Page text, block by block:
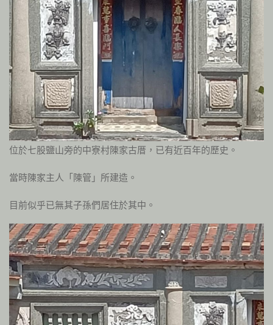
位於七股鹽山旁的中寮村陳家古厝，已有近百年的歷史。
當時陳家主人「陳管」所建造。
目前似乎已無其子孫們居住於其中。